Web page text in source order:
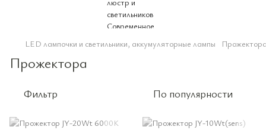
LED лампочки и светильники, аккумуляторные лампы
Прожектора
Фильтр По популярности